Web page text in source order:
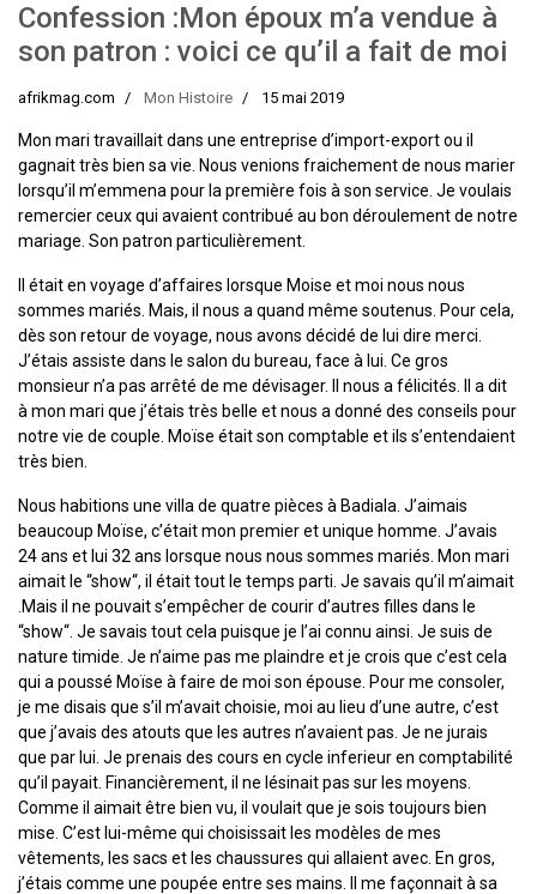
Confession :Mon époux m’a vendue à
son patron : voici ce qu’il a fait de moi
afrikmag.com Mon Histoire 15 mai 2019
Mon mari travaillait dans une entreprise d’import-export ou il
gagnait très bien sa vie. Nous venions fraichement de nous marier
lorsqu’il m’emmena pour la première fois à son service. Je voulais
remercier ceux qui avaient contribué au bon déroulement de notre
mariage. Son patron particulièrement.
Il était en voyage d’affaires lorsque Moise et moi nous nous
sommes mariés. Mais, il nous a quand même soutenus. Pour cela,
dès son retour de voyage, nous avons décidé de lui dire merci.
J’étais assiste dans le salon du bureau, face à lui. Ce gros
monsieur n’a pas arrêté de me dévisager. Il nous a félicités. Il a dit
à mon mari que j’étais très belle et nous a donné des conseils pour
notre vie de couple. Moïse était son comptable et ils s’entendaient
très bien.
Nous habitions une villa de quatre pièces à Badiala. J’aimais
beaucoup Moïse, c’était mon premier et unique homme. J’avais
24 ans et lui 32 ans lorsque nous nous sommes mariés. Mon mari
aimait le “show“, il était tout le temps parti. Je savais qu’il m’aimait
.Mais il ne pouvait s’empêcher de courir d’autres filles dans le
“show“. Je savais tout cela puisque je l’ai connu ainsi. Je suis de
nature timide. Je n’aime pas me plaindre et je crois que c’est cela
qui a poussé Moïse à faire de moi son épouse. Pour me consoler,
je me disais que s’il m’avait choisie, moi au lieu d’une autre, c’est
que j’avais des atouts que les autres n’avaient pas. Je ne jurais
que par lui. Je prenais des cours en cycle inferieur en comptabilité
qu’il payait. Financièrement, il ne lésinait pas sur les moyens.
Comme il aimait être bien vu, il voulait que je sois toujours bien
mise. C’est lui-même qui choisissait les modèles de mes
vêtements, les sacs et les chaussures qui allaient avec. En gros,
j’étais comme une poupée entre ses mains. Il me façonnait à sa